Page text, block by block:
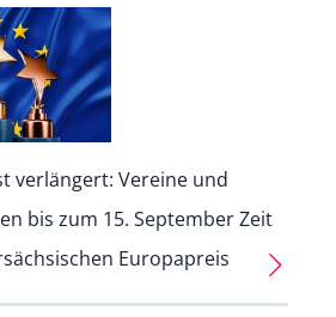
verlängert: Vereine und
bis zum 15. September Zeit
Europapreis